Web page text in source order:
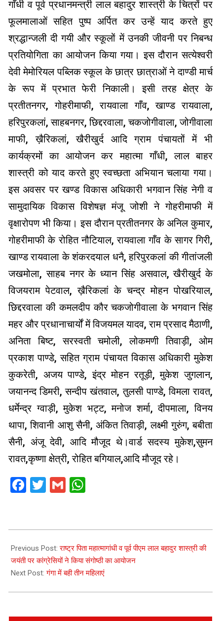
गाँधी व पूर्व प्रधानमन्त्री लाल बहादुर शास्त्री के चित्रों पर
फूलमालाओं सहित पुष्प अर्पित कर उन्हें याद करते हुए
श्रद्धान्जली दी गयी और स्कूलों में उनकी जीवनी पर निबन्ध
प्रतियोगिता का आयोजन किया गया। इस दौरान सत्येश्वरी
देवी मेमोरियल पब्लिक स्कूल के छात्र छात्राओं ने दाण्डी मार्च
के रूप में प्रभात फेरी निकाली। इसी तरह क्षेत्र के
प्रतीतनगर, गोहरीमाफी, रायवाला गाँव, खाण्ड रायवाला,
हरिपुरकलां, साहबनगर, छिद्दरवाला, चकजोगीवाला, जोगीवाला
माफी, ख़ैरिकलां, खैरीखुर्द आदि ग्राम पंचायतों में भी
कार्यक्रमों का आयोजन कर महात्मा गाँधी, लाल बाहर
शास्त्री को याद करते हुए स्वच्छता अभियान चलाया गया।
इस अवसर पर खण्ड विकास अधिकारी भगवान सिंह नेगी व
सामुदायिक विकास विशेषज्ञ मंजू जोशी ने गोहरीमाफी में
वृक्षारोपण भी किया। इस दौरान प्रतीतनगर के अनिल कुमार,
गोहरीमाफी के रोहित नौटियाल, रायवाला गाँव के सागर गिरी,
खाण्ड रायवाला के शंकरदयाल धनै, हरिपुरकलां की गीतांजली
जखमोला, साहब नगर के ध्यान सिंह असवाल, खैरीखुर्द के
विजयराम पेटवाल, ख़ैरिकलां के चन्द्र मोहन पोखरियाल,
छिद्दरवाला की कमलदीप कौर चकजोगीवाला के भगवान सिंह
महर और प्रधानाचार्यों में विजयमल यादव, राम प्रसाद मैठाणी,
अनिता बिष्ट, सरस्वती चमोली, लोकमणी तिवाड़ी, ओम
प्रकाश पाण्डे, सहित ग्राम पंचायत विकास अधिकारी मुकेश
कुकरेती, अजय पाण्डे, इंद्र मोहन रतूड़ी, मुकेश जुगलान,
जयानन्द डिमरी, सन्दीप खंतवाल, तुलसी पाण्डे, विमला रावत,
धर्मेन्द्र ग्वाड़ी, मुकेश भट्ट, मनोज शर्मा, दीपमाला, विनय
थापा, शिवानी आशु सैनी, अंकित तिवाड़ी, लक्ष्मी गुरुंग, बबीता
सैनी, अंजू देवी, आदि मौजूद थे।वार्ड सदस्य मुकेश,सुमन
रावत,कृष्णा क्षेत्री, रोहित बगियाल,आदि मौजूद रहे।
Facebook
Twitter
Gmail
10-
02
Previous Post:राष्ट्र पिता महात्मागांधी व पूर्व पीएम लाल बहादुर शास्त्री की
जयंती पर कांग्रेसियों ने किया संगोष्ठी का आयोजन
Next Post:गंगा में बही तीन महिलाएं